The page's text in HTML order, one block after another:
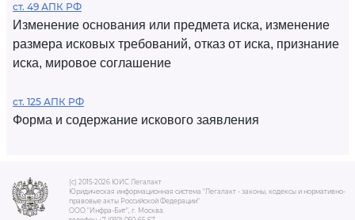
ст. 49 АПК РФ
Изменение основания или предмета иска, изменение
размера исковых требований, отказ от иска, признание
иска, мировое соглашение
ст. 125 АПК РФ
Форма и содержание искового заявления
(c) 2015-2026 ЮИС Легалакт
Юридическая информационная система "Легалакт - законы, кодексы и нормативно-
правовые акты Российской Федерации"
ООО "Инфра-Бит", г. Москва.